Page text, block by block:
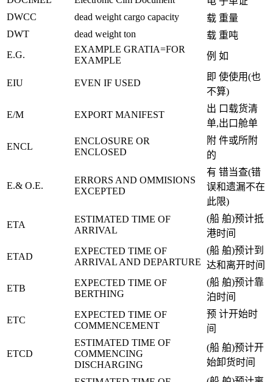
DWCC
dead weight cargo capacity
载 重量
DWT
dead weight ton
载 重吨
E.G.
EXAMPLE GRATIA=FOR
EXAMPLE
例 如
EIU EVEN IF USED
即 使使用(也
不算)
E/M EXPORT MANIFEST
出 口载货清
单,出口舱单
ENCL
ENCLOSURE OR
ENCLOSED
附 件或所附
的
E.& O.E.
ERRORS AND OMMISIONS
EXCEPTED
有 错当查(错
误和遗漏不在
此限)
ETA
ESTIMATED TIME OF
ARRIVAL
(船 舶)预计抵
港时间
ETAD
EXPECTED TIME OF
ARRIVAL AND DEPARTURE
(船 舶)预计到
达和离开时间
ETB
EXPECTED TIME OF
BERTHING
(船 舶)预计靠
泊时间
ETC
EXPECTED TIME OF
COMMENCEMENT
预 计开始时
间
ETCD
ESTIMATED TIME OF
COMMENCING
DISCHARGING
(船 舶)预计开
始卸货时间